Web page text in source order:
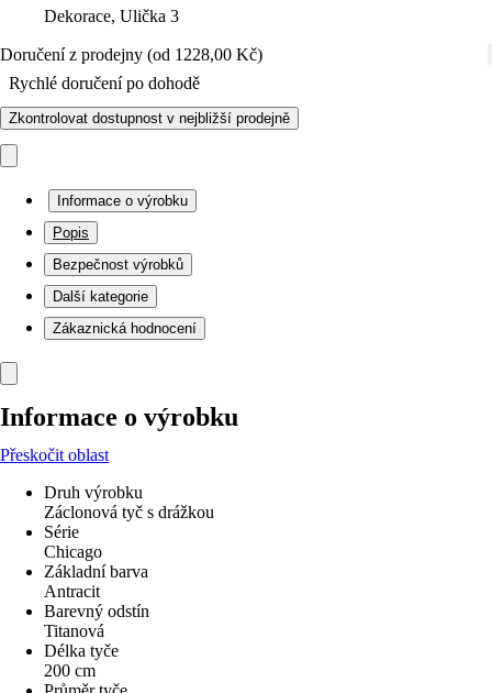
Dekorace, Ulička 3
Doručení z prodejny (od 1228,00 Kč)
Rychlé doručení po dohodě
Zkontrolovat dostupnost v nejbližší prodejně
Informace o výrobku
Popis
Bezpečnost výrobků
Další kategorie
Zákaznická hodnocení
Informace o výrobku
Přeskočit oblast
Druh výrobku
Záclonová tyč s drážkou
Série
Chicago
Základní barva
Antracit
Barevný odstín
Titanová
Délka tyče
200 cm